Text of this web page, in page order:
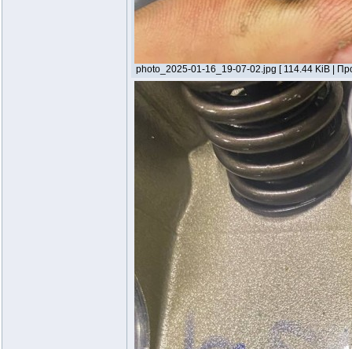
photo_2025-01-16_19-07-02.jpg [ 114.44 KiB |